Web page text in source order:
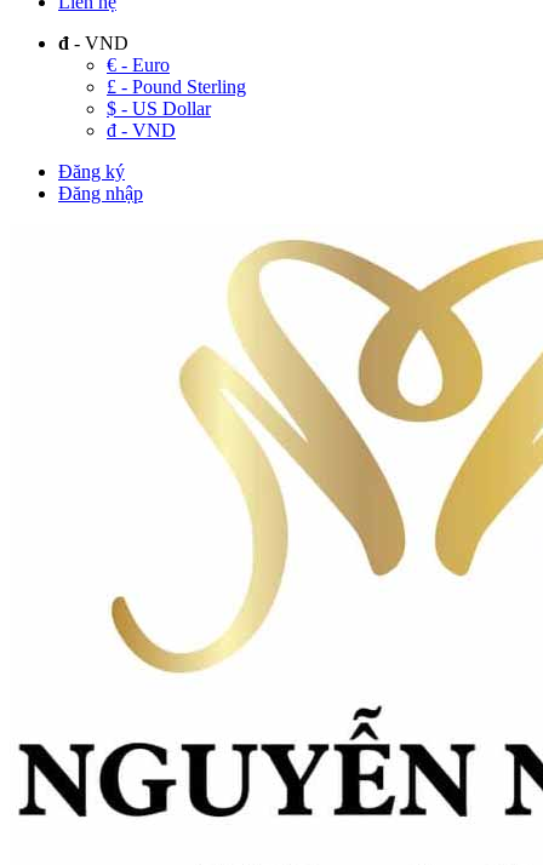
đ - VND
€ - Euro
£ - Pound Sterling
$ - US Dollar
đ - VND
Đăng ký
Đăng nhập